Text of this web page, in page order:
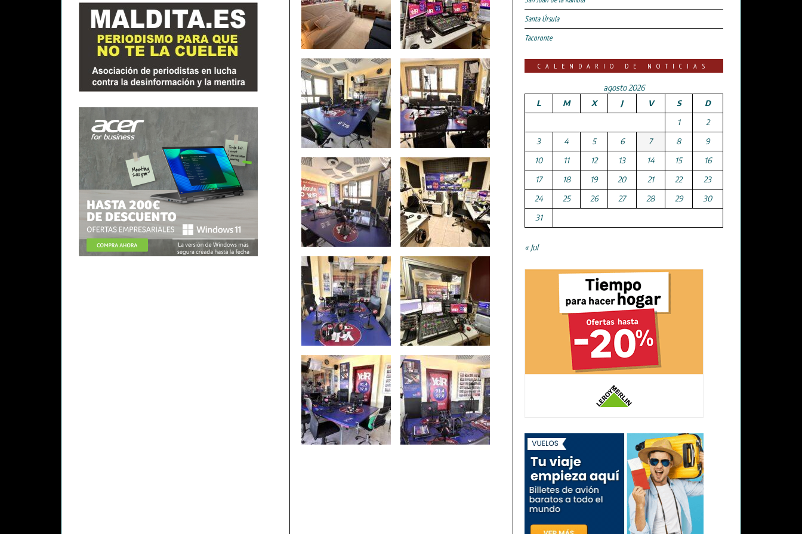
Santa Úrsula
Tacoronte
CALENDARIO DE NOTICIAS
agosto 2026
L
M X J V S
D
1
2
3
4 5 6 7 8
9
10
11 12 13 14 15
16
17
18 19 20 21 22
23
24
25 26 27 28 29
30
31
« Jul